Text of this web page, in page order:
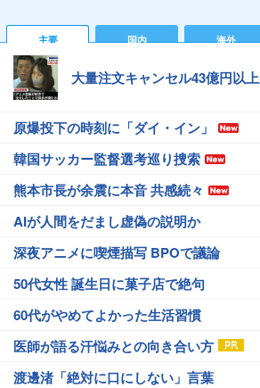
主要 国内 海外
大量注文キャンセル43億円以
原爆投下の時刻に「ダイ・イン」
韓国サッカー監督選考巡り捜索
熊本市長が余震に本音 共感続々
AIが人間をだまし虚偽の説明か
深夜アニメに喫煙描写 BPOで議論
50代女性 誕生日に菓子店で絶句
60代がやめてよかった生活習慣
医師が語る汗悩みとの向き合い方
渡邊渚「絶対に口にしない」言葉